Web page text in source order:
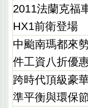
2011法蘭克福
HX1前衛登場
中颱南瑪都來
件工資八折優
跨時代頂級豪
準平衡與環保